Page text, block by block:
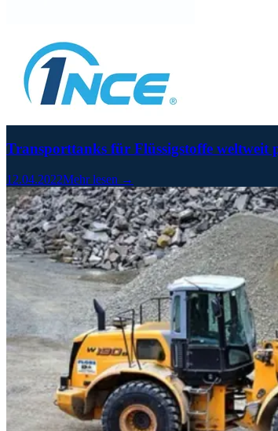
Transporttanks für Flüssigstoffe weltweit
12.04.2022Mehr lesen →